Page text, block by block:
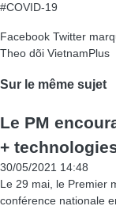
#COVID-19
Facebook Twitter
Theo dõi VietnamPlus
Sur le même sujet
Le PM
+
30/05/2021 14:48
Le 29 mai, le Premier
conférence nationale